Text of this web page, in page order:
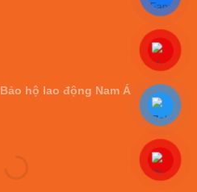
Bảo hộ lao động Nam Á